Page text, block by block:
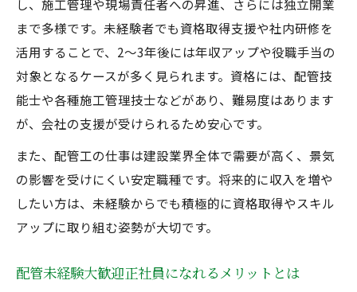
し、施工管理や現場責任者への昇進、さらには独立開業
まで多様です。未経験者でも資格取得支援や社内研修を
活用することで、2～3年後には年収アップや役職手当の
対象となるケースが多く見られます。資格には、配管技
能士や各種施工管理技士などがあり、難易度はあります
が、会社の支援が受けられるため安心です。
また、配管工の仕事は建設業界全体で需要が高く、景気
の影響を受けにくい安定職種です。将来的に収入を増や
したい方は、未経験からでも積極的に資格取得やスキル
アップに取り組む姿勢が大切です。
配管未経験大歓迎正社員になれるメリットとは